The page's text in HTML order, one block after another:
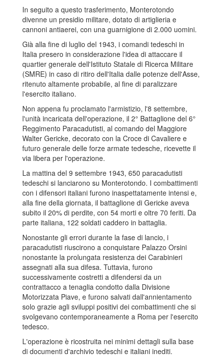
In seguito a questo trasferimento, Monterotondo
divenne un presidio militare, dotato di artiglieria e
cannoni antiaerei, con una guarnigione di 2.000 uomini.
Già alla fine di luglio del 1943, i comandi tedeschi in
Italia presero in considerazione l'idea di attaccare il
quartier generale dell'Istituto Statale di Ricerca Militare
(SMRE) in caso di ritiro dell'Italia dalle potenze dell'Asse,
ritenuto altamente probabile, al fine di paralizzare
l'esercito italiano.
Non appena fu proclamato l'armistizio, l'8 settembre,
l'unità incaricata dell'operazione, il 2° Battaglione del 6°
Reggimento Paracadutisti, al comando del Maggiore
Walter Gericke, decorato con la Croce di Cavaliere e
futuro generale delle forze armate tedesche, ricevette il
via libera per l'operazione.
La mattina del 9 settembre 1943, 650 paracadutisti
tedeschi si lanciarono su Monterotondo. I combattimenti
con i difensori italiani furono inaspettatamente intensi e,
alla fine della giornata, il battaglione di Gericke aveva
subito il 20% di perdite, con 54 morti e oltre 70 feriti. Da
parte italiana, 122 soldati caddero in battaglia.
Nonostante gli errori durante la fase di lancio, i
paracadutisti riuscirono a conquistare Palazzo Orsini
nonostante la prolungata resistenza dei Carabinieri
assegnati alla sua difesa. Tuttavia, furono
successivamente costretti a difendersi da un
contrattacco a tenaglia condotto dalla Divisione
Motorizzata Piave, e furono salvati dall'annientamento
solo grazie agli sviluppi positivi dei combattimenti che si
svolgevano contemporaneamente a Roma per l'esercito
tedesco.
L'operazione è ricostruita nei minimi dettagli sulla base
di documenti d'archivio tedeschi e italiani inediti.